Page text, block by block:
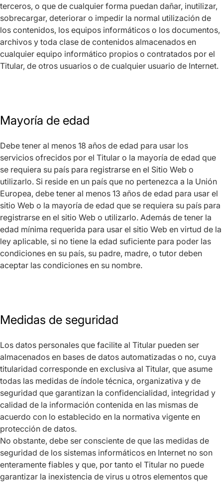
terceros, o que de cualquier forma puedan dañar, inutilizar,
sobrecargar, deteriorar o impedir la normal utilización de
los contenidos, los equipos informáticos o los documentos,
archivos y toda clase de contenidos almacenados en
cualquier equipo informático propios o contratados por el
Titular, de otros usuarios o de cualquier usuario de Internet.
Mayoría de edad
Debe tener al menos 18 años de edad para usar los
servicios ofrecidos por el Titular o la mayoría de edad que
se requiera su país para registrarse en el Sitio Web o
utilizarlo. Si reside en un país que no pertenezca a la Unión
Europea, debe tener al menos 13 años de edad para usar el
sitio Web o la mayoría de edad que se requiera su país para
registrarse en el sitio Web o utilizarlo. Además de tener la
edad mínima requerida para usar el sitio Web en virtud de la
ley aplicable, si no tiene la edad suficiente para poder las
condiciones en su país, su padre, madre, o tutor deben
aceptar las condiciones en su nombre.
Medidas de seguridad
Los datos personales que facilite al Titular pueden ser
almacenados en bases de datos automatizadas o no, cuya
titularidad corresponde en exclusiva al Titular, que asume
todas las medidas de índole técnica, organizativa y de
seguridad que garantizan la confidencialidad, integridad y
calidad de la información contenida en las mismas de
acuerdo con lo establecido en la normativa vigente en
protección de datos.
No obstante, debe ser consciente de que las medidas de
seguridad de los sistemas informáticos en Internet no son
enteramente fiables y que, por tanto el Titular no puede
garantizar la inexistencia de virus u otros elementos que